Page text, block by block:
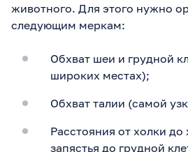
животного. Для этого нужно
следующим меркам:
Обхват шеи и грудной
широких местах);
Обхват талии (самой
Расстояния от холки до
запястья до грудной